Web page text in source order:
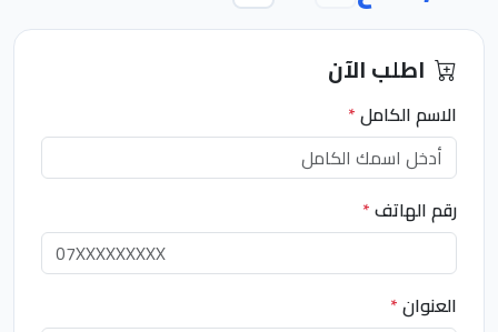
اطلب الآن
الاسم الكامل*
رقم الهاتف*
العنوان*